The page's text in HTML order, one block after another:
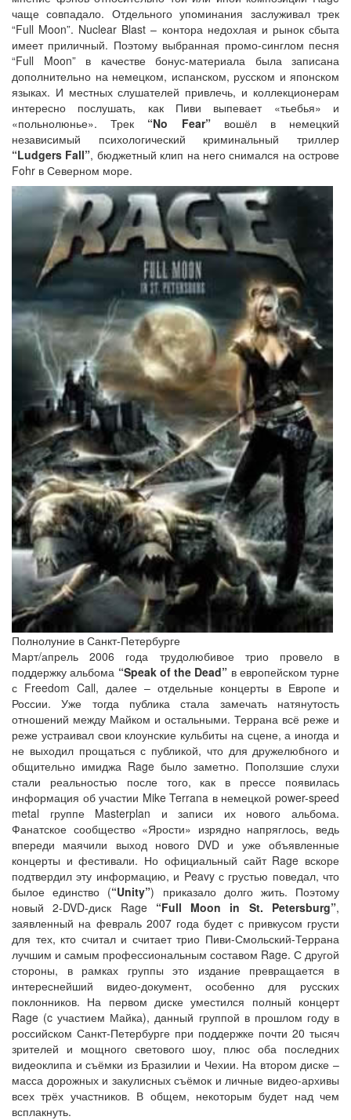
чаще совпадало. Отдельного упоминания заслуживал трек
“Full Moon”. Nuclear Blast – контора недохлая и рынок сбыта
имеет приличный. Поэтому выбранная промо-синглом песня
“Full Moon” в качестве бонус-материала была записана
дополнительно на немецком, испанском, русском и японском
языках. И местных слушателей привлечь, и коллекционерам
интересно послушать, как Пиви выпевает «тьебья» и
«польнолюнье». Трек “No Fear”вошёл в немецкий
независимый психологический криминальный триллер
“Ludgers Fall”, бюджетный клип на него снимался на острове
Fohr в Северном море.
Полнолуние в Санкт-Петербурге
Март/апрель 2006 года трудолюбивое трио провело в
поддержку альбома “Speak of the Dead” в европейском турне
с Freedom Call, далее – отдельные концерты в Европе и
России. Уже тогда публика стала замечать натянутость
отношений между Майком и остальными. Террана всё реже и
реже устраивал свои клоунские кульбиты на сцене, а иногда и
не выходил прощаться с публикой, что для дружелюбного и
общительно имиджа Rage было заметно. Поползшие слухи
стали реальностью после того, как в прессе появилась
информация об участии Mike Terrana в немецкой power-speed
metal группе Masterplan и записи их нового альбома.
Фанатское сообщество «Ярости» изрядно напряглось, ведь
впереди маячили выход нового DVD и уже объявленные
концерты и фестивали. Но официальный сайт Rage вскоре
подтвердил эту информацию, и Peavy с грустью поведал, что
былое единство (“Unity”) приказало долго жить. Поэтому
новый 2-DVD-диск Rage “Full Moon in St. Petersburg”,
заявленный на февраль 2007 года будет с привкусом грусти
для тех, кто считал и считает трио Пиви-Смольский-Террана
лучшим и самым профессиональным составом Rage. С другой
стороны, в рамках группы это издание превращается в
интереснейший видео-документ, особенно для русских
поклонников. На первом диске уместился полный концерт
Rage (c участием Майка), данный группой в прошлом году в
российском Санкт-Петербурге при поддержке почти 20 тысяч
зрителей и мощного светового шоу, плюс оба последних
видеоклипа и съёмки из Бразилии и Чехии. На втором диске –
масса дорожных и закулисных съёмок и личные видео-архивы
всех трёх участников. В общем, некоторым будет над чем
всплакнуть.